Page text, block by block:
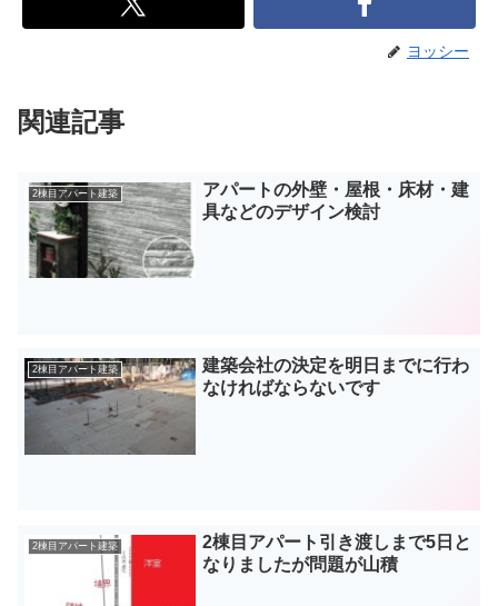
ヨッシー
関連記事
2棟目アパート建築
アパートの外壁・屋根・床材・建
具などのデザイン検討
2棟目アパート建築
建築会社の決定を明日までに行わ
なければならないです
2棟目アパート建築
2棟目アパート引き渡しまで5日と
なりましたが問題が山積